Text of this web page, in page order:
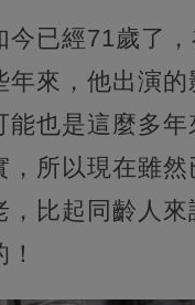
今已經71歲了
年來，他出演的
能也是這麼多年
，所以現在雖然
，比起同齡人來